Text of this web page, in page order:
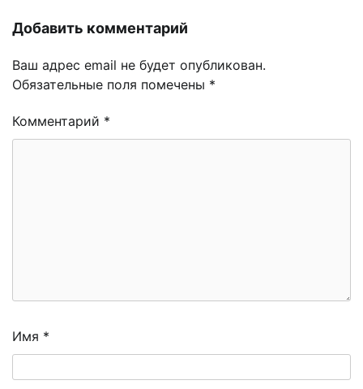
Добавить комментарий
Ваш адрес email не будет опубликован.
Обязательные поля помечены *
Комментарий *
Имя *